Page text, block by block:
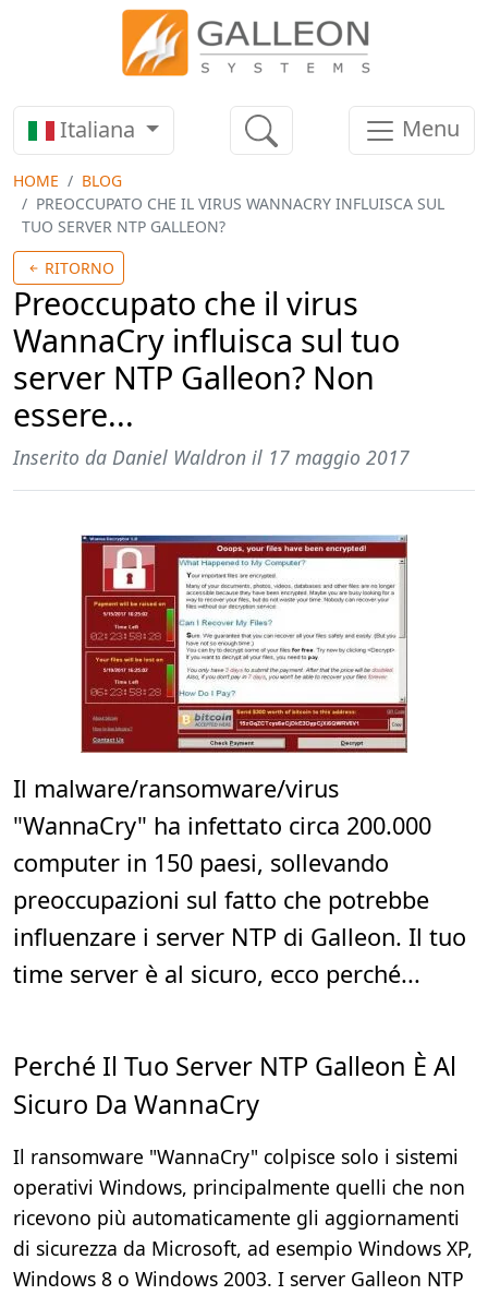
Italiana Menu
HOME
BLOG
PREOCCUPATO CHE IL VIRUS WANNACRY INFLUISCA SUL
TUO SERVER NTP GALLEON?
RITORNO
Preoccupato che il virus
WannaCry influisca sul tuo
server NTP Galleon? Non
essere...
Inserito da Daniel Waldron il 17 maggio 2017
Il malware/ransomware/virus
"WannaCry" ha infettato circa 200.000
computer in 150 paesi, sollevando
preoccupazioni sul fatto che potrebbe
influenzare i server NTP di Galleon. Il tuo
time server è al sicuro, ecco perché...
Perché Il Tuo Server NTP Galleon È Al
Sicuro Da WannaCry
Il ransomware "WannaCry" colpisce solo i sistemi
operativi Windows, principalmente quelli che non
ricevono più automaticamente gli aggiornamenti
di sicurezza da Microsoft, ad esempio Windows XP,
Windows 8 o Windows 2003. I server Galleon NTP